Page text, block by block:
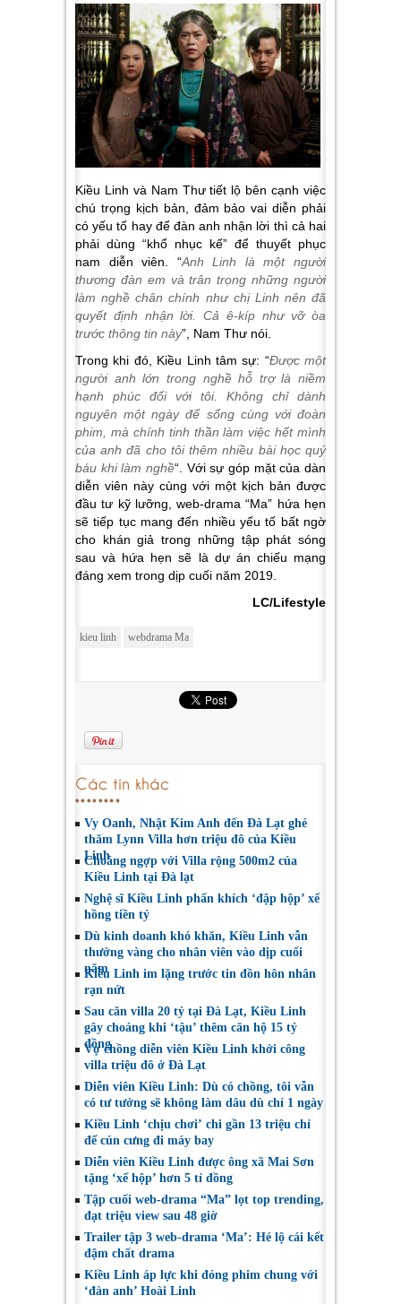
Kiều Linh và Nam Thư tiết lộ bên cạnh việc
chú trọng kịch bản, đảm bảo vai diễn phải
có yếu tố hay để đàn anh nhận lời thì cả hai
phải dùng “khổ nhục kế” để thuyết phục
nam diễn viên. “Anh Linh là một người
thương đàn em và trân trọng những người
làm nghề chân chính như chị Linh nên đã
quyết định nhận lời. Cả ê-kíp như vỡ òa
trước thông tin này”, Nam Thư nói.
Trong khi đó, Kiều Linh tâm sự: “Được một
người anh lớn trong nghề hỗ trợ là niềm
hạnh phúc đối với tôi. Không chỉ dành
nguyên một ngày để sống cùng với đoàn
phim, mà chính tinh thần làm việc hết mình
của anh đã cho tôi thêm nhiều bài học quý
báu khi làm nghề“. Với sự góp mặt của dàn
diễn viên này cùng với một kịch bản được
đầu tư kỹ lưỡng, web-drama “Ma” hứa hẹn
sẽ tiếp tục mang đến nhiều yếu tố bất ngờ
cho khán giả trong những tập phát sóng
sau và hứa hẹn sẽ là dự án chiếu mạng
đáng xem trong dịp cuối năm 2019.
LC/Lifestyle
kieu linh webdrama Ma
Các tin khác
Vy Oanh, Nhật Kim Anh đến Đà Lạt ghé
thăm Lynn Villa hơn triệu đô của Kiều
Linh
Choáng ngợp với Villa rộng 500m2 của
Kiều Linh tại Đà lạt
Nghệ sĩ Kiều Linh phấn khích ‘đập hộp’ xế
hồng tiền tỷ
Dù kinh doanh khó khăn, Kiều Linh vẫn
thưởng vàng cho nhân viên vào dịp cuối
năm
Kiều Linh im lặng trước tin đồn hôn nhân
rạn nứt
Sau căn villa 20 tỷ tại Đà Lạt, Kiều Linh
gây choáng khi ‘tậu’ thêm căn hộ 15 tỷ
đồng
Vợ chồng diễn viên Kiều Linh khởi công
villa triệu đô ở Đà Lạt
Diễn viên Kiều Linh: Dù có chồng, tôi vẫn
có tư tưởng sẽ không làm dâu dù chỉ 1 ngày
Kiều Linh ‘chịu chơi’ chi gần 13 triệu chỉ
để cún cưng đi máy bay
Diễn viên Kiều Linh được ông xã Mai Sơn
tặng ‘xế hộp’ hơn 5 tỉ đồng
Tập cuối web-drama “Ma” lọt top trending,
đạt triệu view sau 48 giờ
Trailer tập 3 web-drama ‘Ma’: Hé lộ cái kết
đậm chất drama
Kiều Linh áp lực khi đóng phim chung với
‘đàn anh’ Hoài Linh